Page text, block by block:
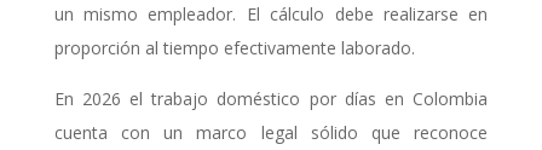
un mismo empleador. El cálculo debe realizarse en
proporción al tiempo efectivamente laborado.
En 2026 el trabajo doméstico por días en Colombia
cuenta con un marco legal sólido que reconoce